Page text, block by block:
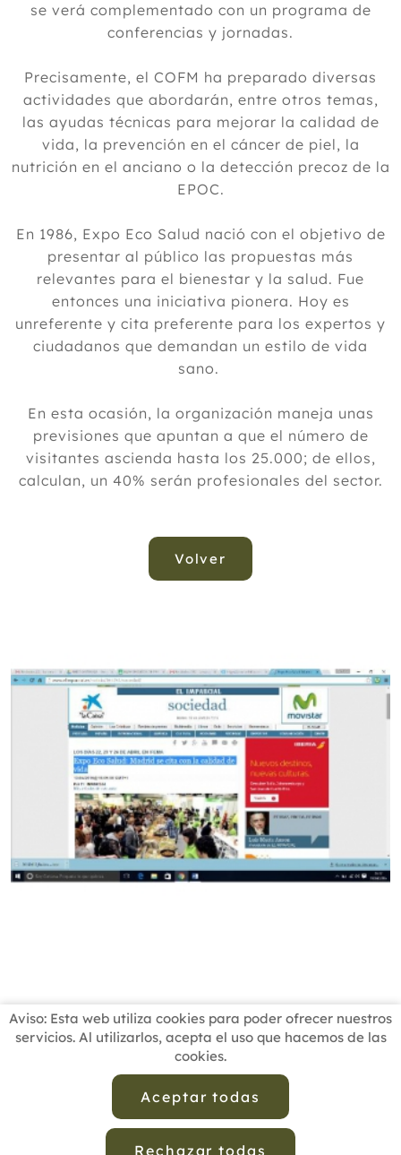
se verá complementado con un programa de
conferencias y jornadas.
Precisamente, el COFM ha preparado diversas
actividades que abordarán, entre otros temas,
las ayudas técnicas para mejorar la calidad de
vida, la prevención en el cáncer de piel, la
nutrición en el anciano o la detección precoz de la
EPOC.
En 1986, Expo Eco Salud nació con el objetivo de
presentar al público las propuestas más
relevantes para el bienestar y la salud. Fue
entonces una iniciativa pionera. Hoy es
unreferente y cita preferente para los expertos y
ciudadanos que demandan un estilo de vida
sano.
En esta ocasión, la organización maneja unas
previsiones que apuntan a que el número de
visitantes ascienda hasta los 25.000; de ellos,
calculan, un 40% serán profesionales del sector.
Volver
Aviso: Esta web utiliza cookies para poder ofrecer nuestros
servicios. Al utilizarlos, acepta el uso que hacemos de las
cookies.
Aceptar todas
Rechazar todas
BUSCADOR PROFESIONALES
ESCUELAS RECOMENDADAS
CONTACTO